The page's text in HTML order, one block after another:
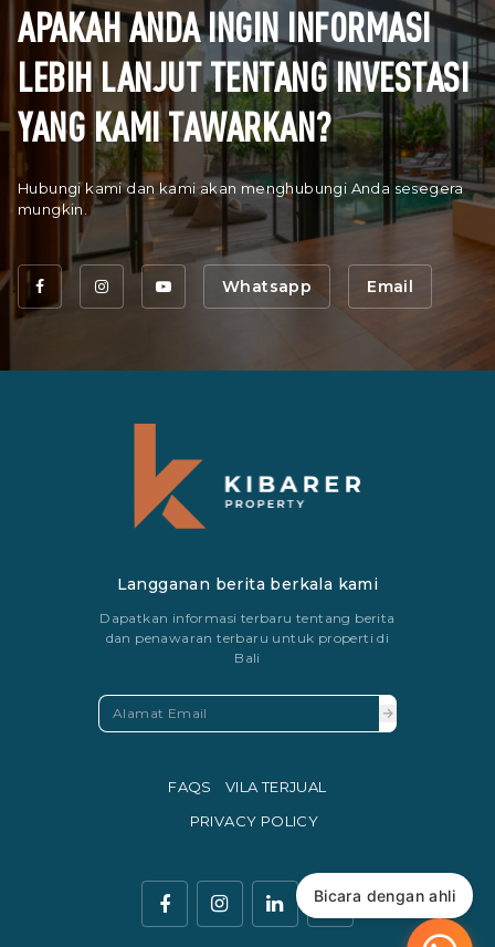
APAKAH ANDA INGIN INFORMASI
LEBIH LANJUT TENTANG INVESTASI
YANG KAMI TAWARKAN?
Hubungi kami dan kami akan menghubungi Anda sesegera
mungkin.
Whatsapp Email
Langganan berita berkala kami
Dapatkan informasi terbaru tentang berita
dan penawaran terbaru untuk properti di
Bali
FAQS
VILA TERJUAL
PRIVACY POLICY
Bicara dengan ahli